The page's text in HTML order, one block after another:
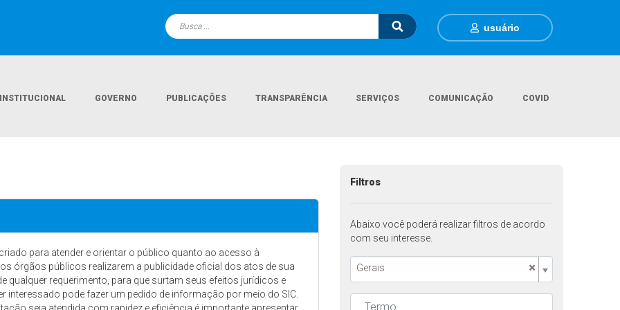
usuário
INSTITUCIONAL GOVERNO PUBLICAÇÕES TRANSPARÊNCIA SERVIÇOS COMUNICAÇÃO COVID
para atender e orientar o público quanto ao acesso à
órgãos públicos realizarem a publicidade oficial dos atos de sua
qualquer requerimento, para que surtam seus efeitos jurídicos e
interessado pode fazer um pedido de informação por meio do SIC.
Filtros
Abaixo você poderá realizar filtros de acordo
com seu interesse.
×
Gerais